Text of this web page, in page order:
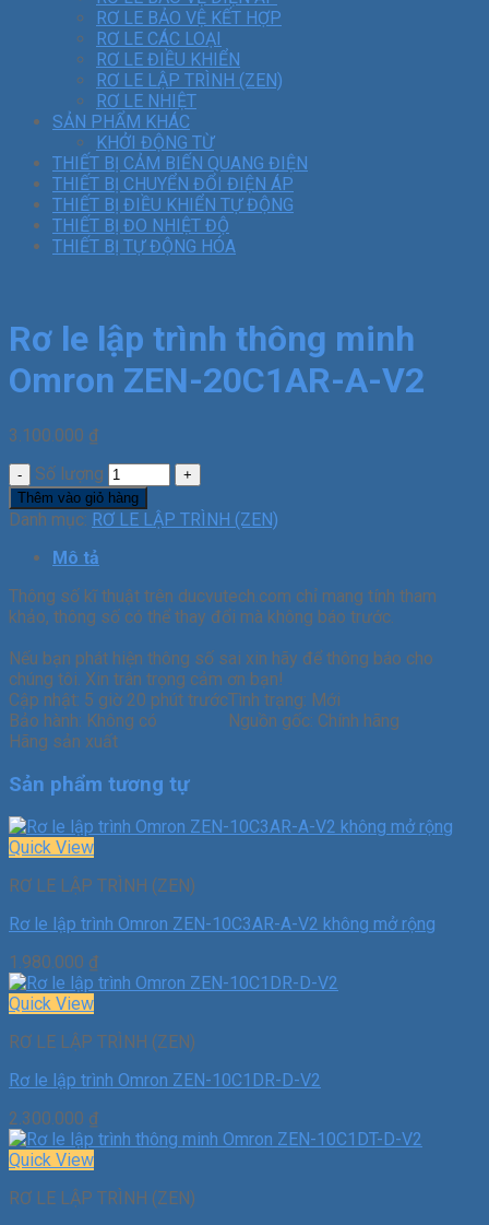
RƠ LE BẢO VỆ KẾT HỢP
RƠ LE CÁC LOẠI
RƠ LE ĐIỀU KHIỂN
RƠ LE LẬP TRÌNH (ZEN)
RƠ LE NHIỆT
SẢN PHẨM KHÁC
KHỞI ĐỘNG TỪ
THIẾT BỊ CẢM BIẾN QUANG ĐIỆN
THIẾT BỊ CHUYỂN ĐỔI ĐIỆN ÁP
THIẾT BỊ ĐIỀU KHIỂN TỰ ĐỘNG
THIẾT BỊ ĐO NHIỆT ĐỘ
THIẾT BỊ TỰ ĐỘNG HÓA
Rơ le lập trình thông minh
Omron ZEN-20C1AR-A-V2
3.100.000 ₫
Số lượng
Thêm vào giỏ hàng
Danh mục: RƠ LE LẬP TRÌNH (ZEN)
Mô tả
Thông số kĩ thuật trên ducvutech.com chỉ mang tính tham
khảo, thông số có thể thay đổi mà không báo trước.
Nếu bạn phát hiện thông số sai xin hãy để thông báo cho
chúng tôi. Xin trân trọng cảm ơn bạn!
Cập nhật: 5 giờ 20 phút trướcTình trạng: Mới
Bảo hành: Không có Nguồn gốc: Chính hãng
Hãng sản xuất
Sản phẩm tương tự
Quick View
RƠ LE LẬP TRÌNH (ZEN)
Rơ le lập trình Omron ZEN-10C3AR-A-V2 không mở rộng
1.980.000 ₫
Quick View
RƠ LE LẬP TRÌNH (ZEN)
Rơ le lập trình Omron ZEN-10C1DR-D-V2
2.300.000 ₫
Quick View
RƠ LE LẬP TRÌNH (ZEN)